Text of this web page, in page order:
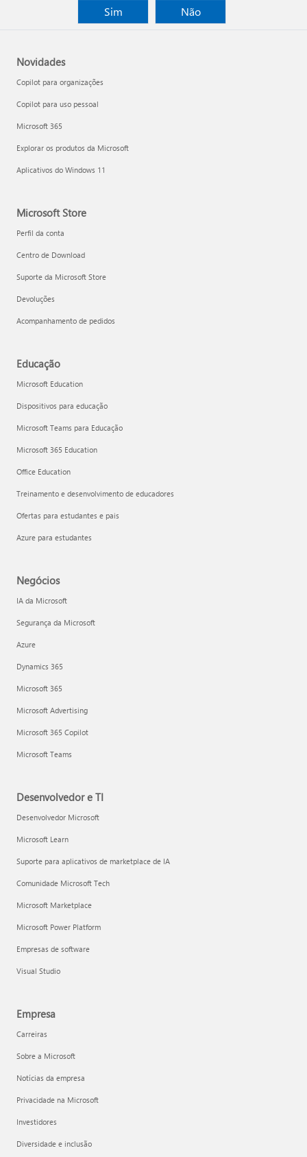
Sim
Não
Novidades
Copilot para organizações
Copilot para uso pessoal
Microsoft 365
Explorar os produtos da Microsoft
Aplicativos do Windows 11
Microsoft Store
Perfil da conta
Centro de Download
Suporte da Microsoft Store
Devoluções
Acompanhamento de pedidos
Educação
Microsoft Education
Dispositivos para educação
Microsoft Teams para Educação
Microsoft 365 Education
Office Education
Treinamento e desenvolvimento de educadores
Ofertas para estudantes e pais
Azure para estudantes
Negócios
IA da Microsoft
Segurança da Microsoft
Azure
Dynamics 365
Microsoft 365
Microsoft Advertising
Microsoft 365 Copilot
Microsoft Teams
Desenvolvedor e TI
Desenvolvedor Microsoft
Microsoft Learn
Suporte para aplicativos de marketplace de IA
Comunidade Microsoft Tech
Microsoft Marketplace
Microsoft Power Platform
Empresas de software
Visual Studio
Empresa
Carreiras
Sobre a Microsoft
Notícias da empresa
Privacidade na Microsoft
Investidores
Diversidade e inclusão